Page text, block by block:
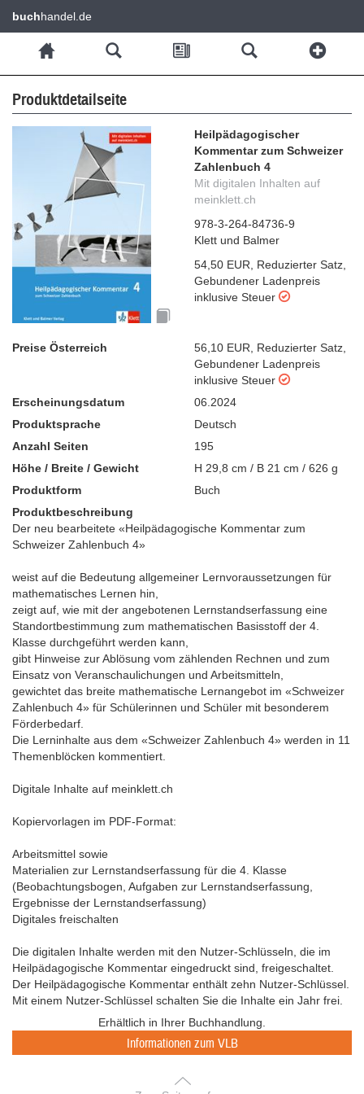
buchhandel.de
Produktdetailseite
Heilpädagogischer
Kommentar zum Schweizer
Zahlenbuch 4
Mit digitalen Inhalten auf
meinklett.ch
978-3-264-84736-9
Klett und Balmer
54,50 EUR
Reduzierter Satz
Gebundener Ladenpreis
inklusive Steuer
Preise Österreich 56,10 EUR Reduzierter Satz
Gebundener Ladenpreis
inklusive Steuer
Erscheinungsdatum
06.2024
Produktsprache
Deutsch
Anzahl Seiten
195
Höhe / Breite / Gewicht
H 29,8 cm / B 21 cm / 626 g
Produktform
Buch
Produktbeschreibung
Der neu bearbeitete «Heilpädagogische Kommentar zum
Schweizer Zahlenbuch 4»
weist auf die Bedeutung allgemeiner Lernvoraussetzungen für
mathematisches Lernen hin,
zeigt auf, wie mit der angebotenen Lernstandserfassung eine
Standortbestimmung zum mathematischen Basisstoff der 4.
Klasse durchgeführt werden kann,
gibt Hinweise zur Ablösung vom zählenden Rechnen und zum
Einsatz von Veranschaulichungen und Arbeitsmitteln,
gewichtet das breite mathematische Lernangebot im «Schweizer
Zahlenbuch 4» für Schülerinnen und Schüler mit besonderem
Förderbedarf.
Die Lerninhalte aus dem «Schweizer Zahlenbuch 4» werden in 11
Themenblöcken kommentiert.
Digitale Inhalte auf meinklett.ch
Kopiervorlagen im PDF-Format:
Arbeitsmittel sowie
Materialien zur Lernstandserfassung für die 4. Klasse
(Beobachtungsbogen, Aufgaben zur Lernstandserfassung,
Ergebnisse der Lernstandserfassung)
Digitales freischalten
Die digitalen Inhalte werden mit den Nutzer-Schlüsseln, die im
Heilpädagogische Kommentar eingedruckt sind, freigeschaltet.
Der Heilpädagogische Kommentar enthält zehn Nutzer-Schlüssel.
Mit einem Nutzer-Schlüssel schalten Sie die Inhalte ein Jahr frei.
Erhältlich in Ihrer Buchhandlung.
Informationen zum VLB